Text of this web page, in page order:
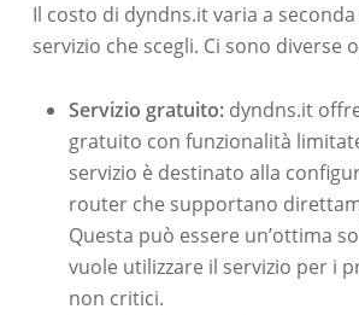
Il costo di dyndns.it varia a
servizio che scegli. Ci sono diverse
Servizio gratuito:dyndns.it
gratuito con funzionalità
servizio è destinato alla
router che supportano
Questa può essere un’ottima
vuole utilizzare il servizio per i
non critici.